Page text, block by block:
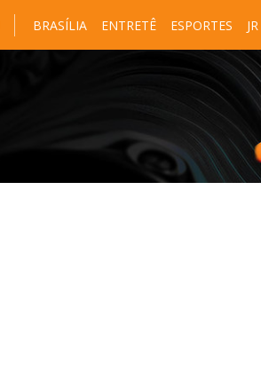
BRASÍLIA ENTRETÊ ESPORTES